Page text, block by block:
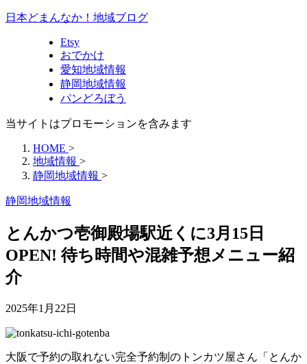
日本どまんなか！地域ブログ
Etsy
おでかけ
愛知地域情報
静岡地域情報
パンどろぼう
当サイトはプロモーションを含みます
HOME >
地域情報 >
静岡地域情報 >
静岡地域情報
とんかつ壱御殿場駅近くに3月15日
OPEN! 待ち時間や混雑予想メニュー紹
介
2025年1月22日
大阪で予約の取れない完全予約制のトンカツ屋さん「とんか